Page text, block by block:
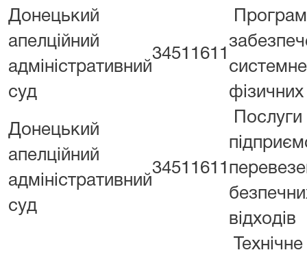
Донецький
апелційний
адміністративний
суд
34511611
фізичних
Донецький
апелційний
адміністративний
суд
34511611
Послуги
відходів
Технічне